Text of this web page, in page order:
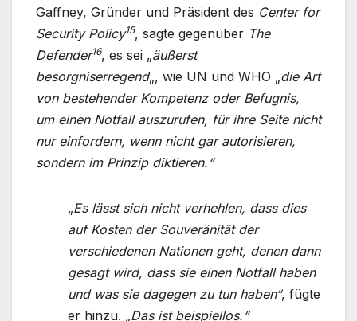
Gaffney, Gründer und Präsident des Center for
Security Policy15, sagte gegenüber The
Defender16, es sei „äußerst
besorgniserregend„, wie UN und WHO „die Art
von bestehender Kompetenz oder Befugnis,
um einen Notfall auszurufen, für ihre Seite nicht
nur einfordern, wenn nicht gar autorisieren,
sondern im Prinzip diktieren.“
„Es lässt sich nicht verhehlen, dass dies
auf Kosten der Souveränität der
verschiedenen Nationen geht, denen dann
gesagt wird, dass sie einen Notfall haben
und was sie dagegen zu tun haben“, fügte
er hinzu. „Das ist beispiellos.“